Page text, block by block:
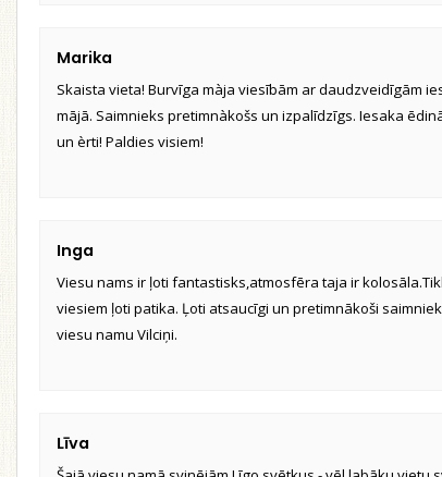
Marika
Skaista vieta! Burvīga màja viesībām ar daudzveidīgām
mājā. Saimnieks pretimnàkošs un izpalīdzīgs. Iesaka
un èrti! Paldies visiem!
Inga
Viesu nams ir ļoti fantastisks,atmosfēra taja ir
viesiem ļoti patika. Ļoti atsaucīgi un pretimnākoši
viesu namu Vilciņi.
Līva